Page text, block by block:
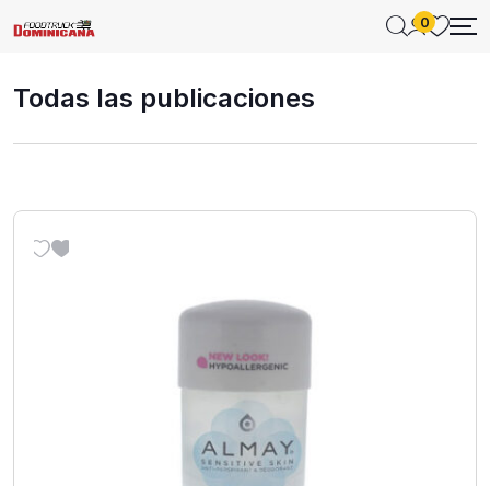
0
Todas las publicaciones